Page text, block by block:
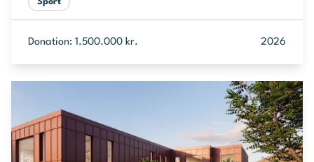
Sport
Donation: 1.500.000 kr. 2026